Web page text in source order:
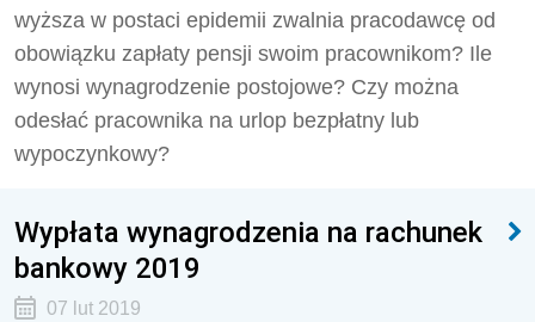
wyższa w postaci epidemii zwalnia pracodawcę od
obowiązku zapłaty pensji swoim pracownikom? Ile
wynosi wynagrodzenie postojowe? Czy można
odesłać pracownika na urlop bezpłatny lub
wypoczynkowy?
Wypłata wynagrodzenia na rachunek
bankowy 2019
07 lut 2019